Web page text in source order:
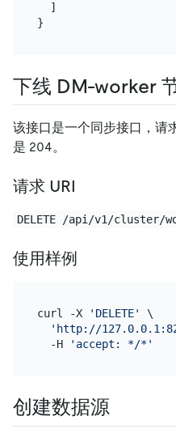
]
}
下线 DM-worker
该接口是一个同步接口，请
是 204。
请求 URI
DELETE /api/v1/cluster/
使用样例
curl -X 'DELETE'
\
'http://
  -H
'accept: */*'
创建数据源